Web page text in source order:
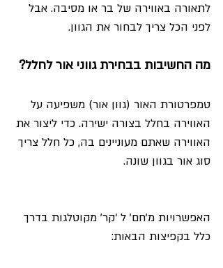
לתאורה באווירה של בר או מסיבה. אבל
לפני הכל צריך לבחור את הגוון.
מה החשיבות בבחירת גווני אור לחלל?
טמפרטורת האור (גוון אור) משפיעה על
האווירה בחלל בצורה ישירה. כדי ליצור את
האווירה שאתם מעוניינים בה, כל חלל צריך
סוג אור בגוון שונה.
האפשרויות מ’חם’ ל ‘קר’ מקוטלגות בדרך
כלל בקפיצות הבאות: